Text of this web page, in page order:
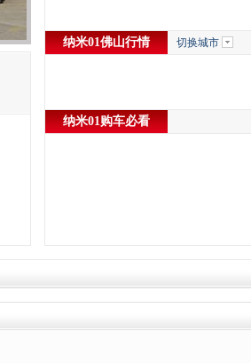
纳米01佛山行情 切换城市
纳米01购车必看